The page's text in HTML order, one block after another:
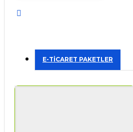
E-TİCARET PAKETLER